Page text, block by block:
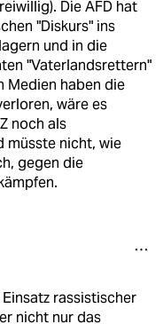
Die AFD hat
"Diskurs" ins
und in die
"Vaterlandsrettern"
Medien haben die
wäre es
noch als
müsste nicht, wie
gegen die
rassistischer
nicht nur das